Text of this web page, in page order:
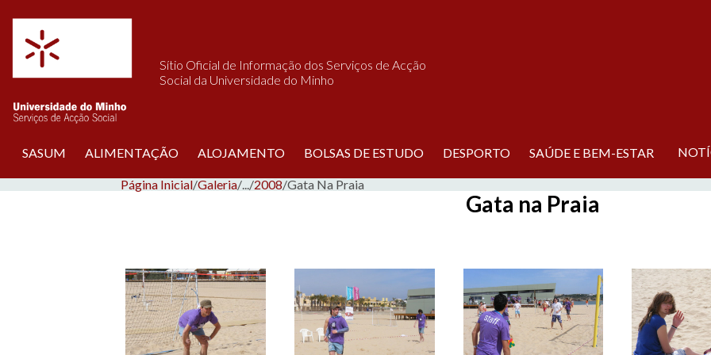
Sítio Oficial de Informação dos Serviços de Acção
Social da Universidade do Minho
SASUM ALIMENTAÇÃO ALOJAMENTO BOLSAS DE ESTUDO DESPORTO SAÚDE E BEM-ESTAR
Página Inicial/Galeria/.../2008/Gata Na Praia
Gata na Praia